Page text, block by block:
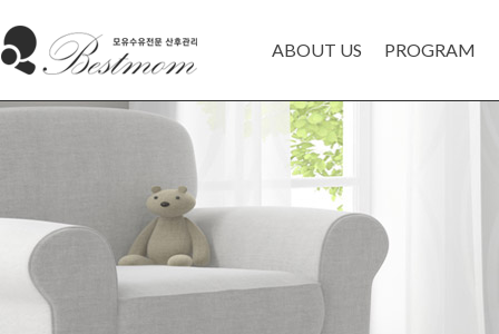
ABOUT US PROGRAM